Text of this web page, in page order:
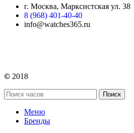
г. Москва, Марксистская ул. 38
8 (968) 401-40-40
info@watches365.ru
© 2018
Поиск
Меню
Бренды